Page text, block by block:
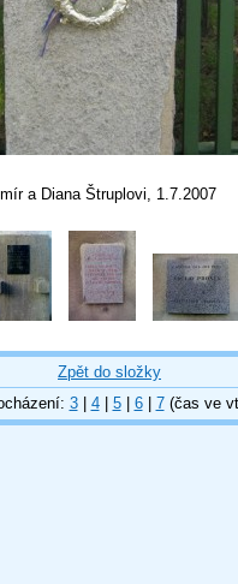
a Diana Štruplovi, 1.7.2007
Zpět do složky
3| 4| 5| 6| 7(čas ve